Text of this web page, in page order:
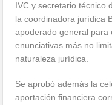
IVC y secretario técnico
la coordinadora jurídica
apoderado general para
enunciativas más no
naturaleza jurídica.
Se aprobó además la
aportación financiera